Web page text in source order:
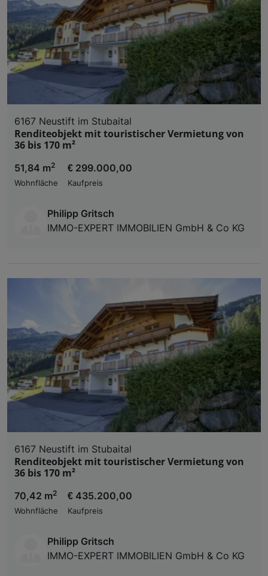
6167 Neustift im Stubaital
Renditeobjekt mit touristischer Vermietung von
36 bis 170 m²
51,84 m2
Wohnfläche
€ 299.000,00
Kaufpreis
Philipp Gritsch
IMMO-EXPERT IMMOBILIEN GmbH & Co KG
6167 Neustift im Stubaital
Renditeobjekt mit touristischer Vermietung von
36 bis 170 m²
70,42 m2
Wohnfläche
€ 435.200,00
Kaufpreis
Philipp Gritsch
IMMO-EXPERT IMMOBILIEN GmbH & Co KG
Wir und unsere Partner
Verwendung genauer Standortdaten.
Zugriff auf Informationen auf einem Endgerät.
und der Performance von Inhalten,
Liste der Partner (Lieferanten)